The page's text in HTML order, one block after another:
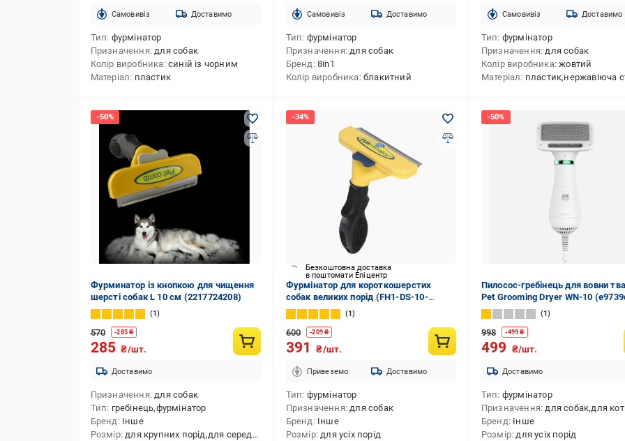
Cамовивіз Доставимо
Тип фурмінатор
Призначення для собак
Колір виробника синій із чорним
Матеріал пластик
Cамовивіз Доставимо
Тип фурмінатор
Призначення для собак
Бренд 8in1
Колір виробника блакитний
Cамовивіз Доставимо
Тип фурмінатор
Призначення для собак
Колір виробника жовтий
Матеріал пластик,нержавіюча
Фурминатор із кнопкою для чищення
шерсті собак L 10 см (2217724208)
1
570 -285₴
285 ₴/шт.
Доставимо
Призначення для собак
Тип гребінець,фурмінатор
Бренд Інше
Розмір для крупних порід,для середніх порід
Безкоштовна доставка
в поштомати Епіцентр
Фурмінатор для короткошерстих
собак великих порід (FH1-DS-10-
Yellow)
1
600 -209 ₴
391 ₴/шт.
Привеземо Доставимо
Тип фурмінатор
Призначення для собак
Бренд Інше
Розмір для усіх порід
Пилосос-гребінець для вовни
Pet Grooming Dryer WN-10
1
998 -499 ₴
499 ₴/шт.
Доставимо
Тип фурмінатор
Призначення для собак,для
Бренд Інше
Розмір для усіх порід